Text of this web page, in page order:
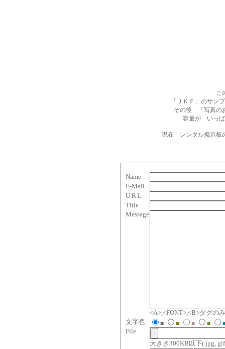
こ
「ＪＫＦ」のサン
その後 「写真の
容量が いっぱ
現在 レンタル掲示板
Name
E-Mail
U R L
Title
Message
<A>,<FONT>,<B>タグの
文字色
■ ■ ■ ■
File
大きさ300KB以下( jpg,